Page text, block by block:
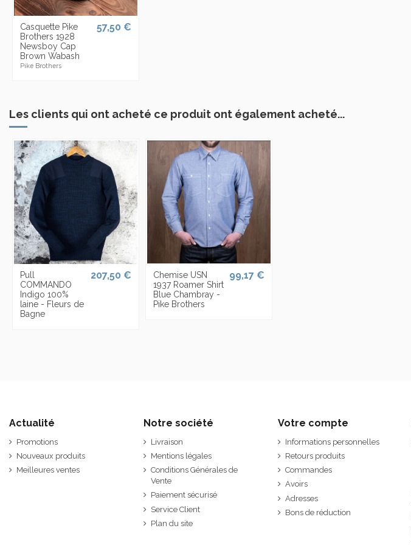
Casquette Pike
Brothers 1928
Newsboy Cap
Brown Wabash
Pike Brothers
57,50 €
Les clients qui ont acheté ce produit ont également acheté...
Pull
COMMANDO
Indigo 100%
laine - Fleurs de
Bagne
207,50 €
Chemise USN
1937 Roamer Shirt
Blue Chambray -
Pike Brothers
99,17 €
Actualité
Promotions
Nouveaux produits
Meilleures ventes
Notre société
Livraison
Mentions légales
Conditions Générales de
Vente
Paiement sécurisé
Service Client
Plan du site
Votre compte
Informations personnelles
Retours produits
Commandes
Avoirs
Adresses
Bons de réduction